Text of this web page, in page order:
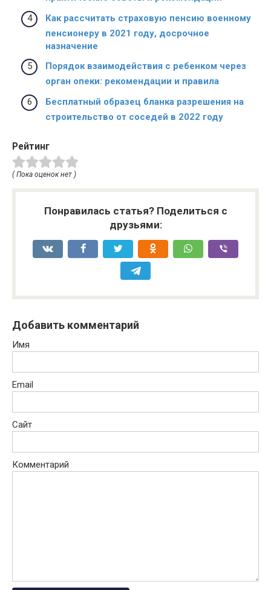
Как рассчитать страховую пенсию военному
пенсионеру в 2021 году, досрочное
назначение
Порядок взаимодействия с ребенком через
орган опеки: рекомендации и правила
Бесплатный образец бланка разрешения на
строительство от соседей в 2022 году
Рейтинг
( Пока оценок нет )
Понравилась статья? Поделиться с
друзьями:
Добавить комментарий
Имя
Email
Сайт
Комментарий